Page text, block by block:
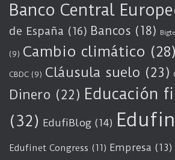
Banco Central
de España (16) Bancos (18)
(9) Cambio climático (28)
CBDC (9) Cláusula suelo (23)
Dinero (22) Educación
(32) EdufiBlog (14)
Edufinet Congress (11) Empresa (13)